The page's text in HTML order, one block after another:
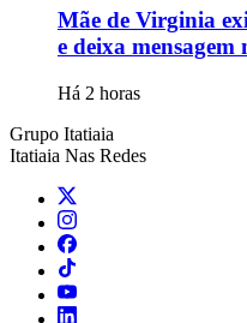
Mãe de Virginia
e deixa
Há 2 horas
Grupo Itatiaia
Itatiaia Nas Redes